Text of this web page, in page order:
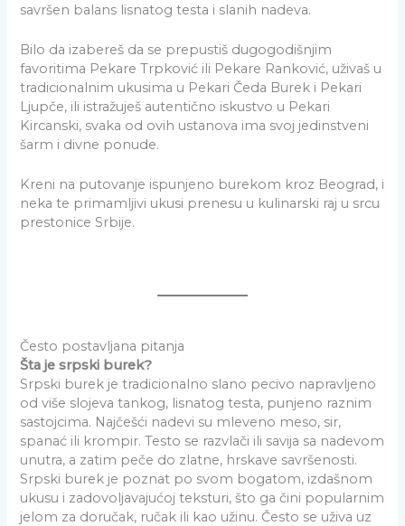
savršen balans lisnatog testa i slanih nadeva.
Bilo da izabereš da se prepustiš dugogodišnjim
favoritima Pekare Trpković ili Pekare Ranković, uživaš u
tradicionalnim ukusima u Pekari Čeda Burek i Pekari
Ljupče, ili istražuješ autentično iskustvo u Pekari
Kircanski, svaka od ovih ustanova ima svoj jedinstveni
šarm i divne ponude.
Kreni na putovanje ispunjeno burekom kroz Beograd, i
neka te primamljivi ukusi prenesu u kulinarski raj u srcu
prestonice Srbije.
Često postavljana pitanja
Šta je srpski burek?
Srpski burek je tradicionalno slano pecivo napravljeno
od više slojeva tankog, lisnatog testa, punjeno raznim
sastojcima. Najčešći nadevi su mleveno meso, sir,
spanać ili krompir. Testo se razvlači ili savija sa nadevom
unutra, a zatim peče do zlatne, hrskave savršenosti.
Srpski burek je poznat po svom bogatom, izdašnom
ukusu i zadovoljavajućoj teksturi, što ga čini popularnim
jelom za doručak, ručak ili kao užinu. Često se uživa uz